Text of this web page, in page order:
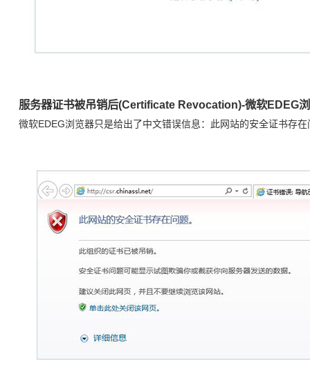
服务器证书被吊销后(Certificate Revocation)-微软EDEG
微软EDEG浏览器只是给出了中文错误信息：此网站的安全证书存